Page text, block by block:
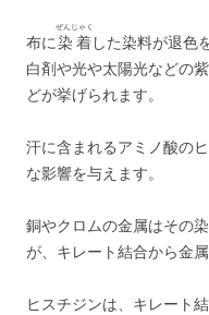
布に染着
ぜんじゃく
した染料が退色
白剤や光や太陽光などの
どが挙げられます。
汗に含まれるアミノ酸の
な影響を与えます。
銅やクロムの金属はその
が、キレート結合から金
ヒスチジンは、キレート